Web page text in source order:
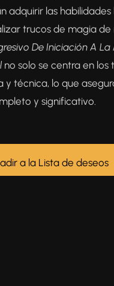
adquirir las habilidades
trucos de magia
De Iniciación A
no solo se centra en los
y técnica, lo que
y significativo.
a la Lista de deseos